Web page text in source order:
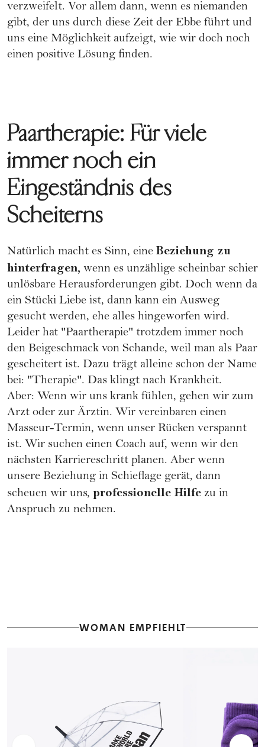
verzweifelt. Vor allem dann, wenn es niemanden
gibt, der uns durch diese Zeit der Ebbe führt und
uns eine Möglichkeit aufzeigt, wie wir doch noch
einen positive Lösung finden.
Paartherapie: Für viele
immer noch ein
Eingeständnis des
Scheiterns
Natürlich macht es Sinn, eine Beziehung zu
hinterfragen, wenn es unzählige scheinbar schier
unlösbare Herausforderungen gibt. Doch wenn da
ein Stücki Liebe ist, dann kann ein Ausweg
gesucht werden, ehe alles hingeworfen wird.
Leider hat "Paartherapie" trotzdem immer noch
den Beigeschmack von Schande, weil man als Paar
gescheitert ist. Dazu trägt alleine schon der Name
bei: "Therapie". Das klingt nach Krankheit.
Aber: Wenn wir uns krank fühlen, gehen wir zum
Arzt oder zur Ärztin. Wir vereinbaren einen
Masseur-Termin, wenn unser Rücken verspannt
ist. Wir suchen einen Coach auf, wenn wir den
nächsten Karriereschritt planen. Aber wenn
unsere Beziehung in Schieflage gerät, dann
scheuen wir uns, professionelle Hilfe zu in
Anspruch zu nehmen.
WOMAN EMPFIEHLT